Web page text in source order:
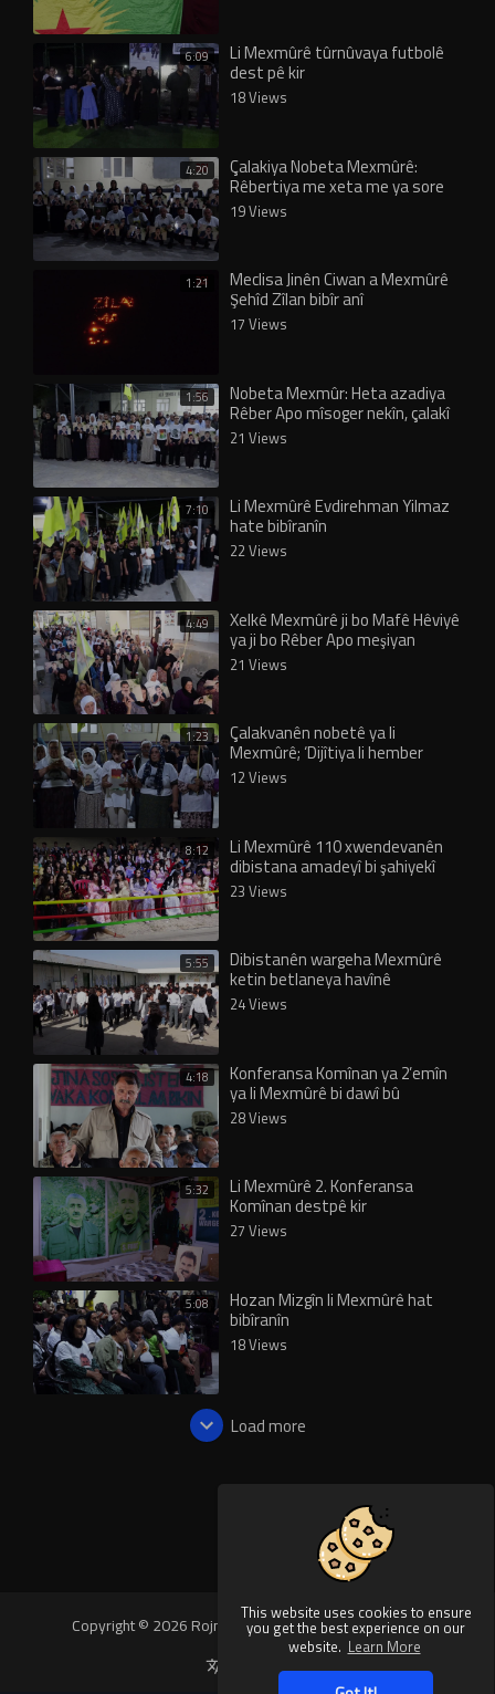
This website uses cookies to ensure
you get the best experience on our
website. Learn More
6:09 Li Mexmûrê tûrnûvaya futbolê
dest pê kir
18 Views
4:20 Çalakiya Nobeta Mexmûrê:
Rêbertiya me xeta me ya sore
19 Views
1:21 Meclisa Jinên Ciwan a Mexmûrê
Şehîd Zîlan bibîr anî
17 Views
1:56 Nobeta Mexmûr: Heta azadiya
Rêber Apo mîsoger nekîn, çalakî
wê dewam bike
21 Views
7:10 Li Mexmûrê Evdirehman Yilmaz
hate bibîranîn
22 Views
4:49 Xelkê Mexmûrê ji bo Mafê Hêviyê
ya ji bo Rêber Apo meşiyan
21 Views
1:23 Çalakvanên nobetê ya li
Mexmûrê; ‘Dijîtiya li hember
Rêber Apo nayê qebûlkirin’
12 Views
8:12 Li Mexmûrê 110 xwendevanên
dibistana amadeyî bi şahiyekî
derçûn
23 Views
5:55 Dibistanên wargeha Mexmûrê
ketin betlaneya havînê
24 Views
4:18 Konferansa Komînan ya 2’emîn
ya li Mexmûrê bi dawî bû
28 Views
5:32 Li Mexmûrê 2. Konferansa
Komînan destpê kir
27 Views
5:08 Hozan Mizgîn li Mexmûrê hat
bibîranîn
18 Views
Load more
Copyright © 2026 Rojnews Video. All rights reserved.
Language